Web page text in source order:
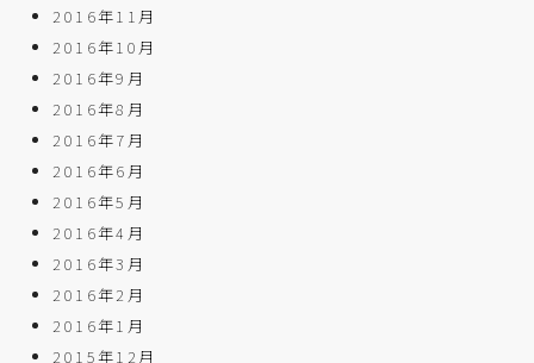
2016年11月
2016年10月
2016年9月
2016年8月
2016年7月
2016年6月
2016年5月
2016年4月
2016年3月
2016年2月
2016年1月
2015年12月